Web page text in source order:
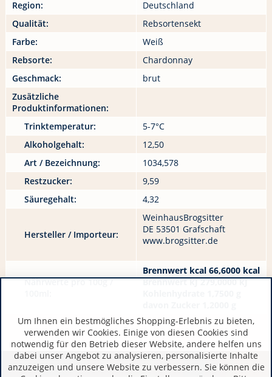
Region:
Deutschland
Qualität:
Rebsortensekt
Farbe:
Weiß
Rebsorte:
Chardonnay
Geschmack:
brut
Zusätzliche
Produktinformationen:
Trinktemperatur:
5-7°C
Alkoholgehalt:
12,50
Art / Bezeichnung:
1034,578
Restzucker:
9,59
Säuregehalt:
4,32
Hersteller / Importeur:
WeinhausBrogsitter
DE 53501 Grafschaft
www.brogsitter.de
Nährwerte pro 100g /
Brennwert kcal 66,6000 kcal
Brennwert kJ 279,0000 kJ
Um Ihnen ein bestmögliches Shopping-Erlebnis zu bieten,
verwenden wir Cookies. Einige von diesen Cookies sind
notwendig für den Betrieb dieser Website, andere helfen uns
dabei unser Angebot zu analysieren, personalisierte Inhalte
anzuzeigen und unsere Website zu verbessern. Sie können die